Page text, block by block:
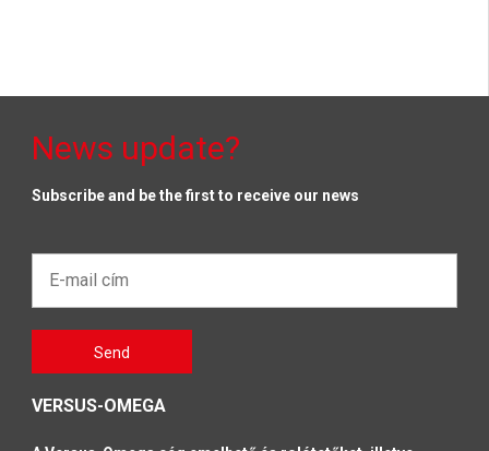
News update?
Subscribe and be the first to receive our news
mail
cím*
laten
Send
VERSUS-OMEGA